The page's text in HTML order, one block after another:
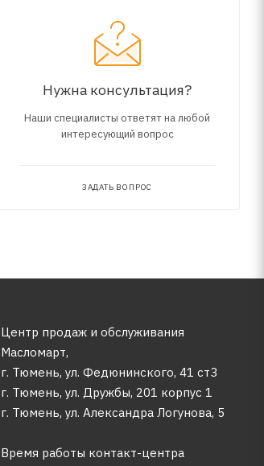
Нужна консультация?
Наши специалисты ответят на любой
интересующий вопрос
ЗАДАТЬ ВОПРОС
Центр продаж и обслуживания
Масломарт,
г. Тюмень, ул. Федюнинского, 41 ст3
г. Тюмень, ул. Дружбы, 201 корпус 1
г. Тюмень, ул. Александра Логунова, 5
Время работы контакт-центра